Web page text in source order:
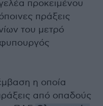
προκειμένου
πράξεις
του μετρό
η οποία
από οπαδούς